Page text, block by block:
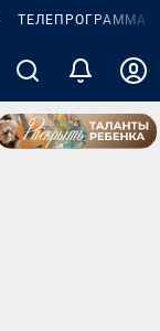
ТЕЛЕПРОГРАММА